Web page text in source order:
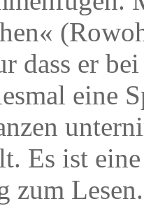
dass er
eine
Es ist
zum Lesen.